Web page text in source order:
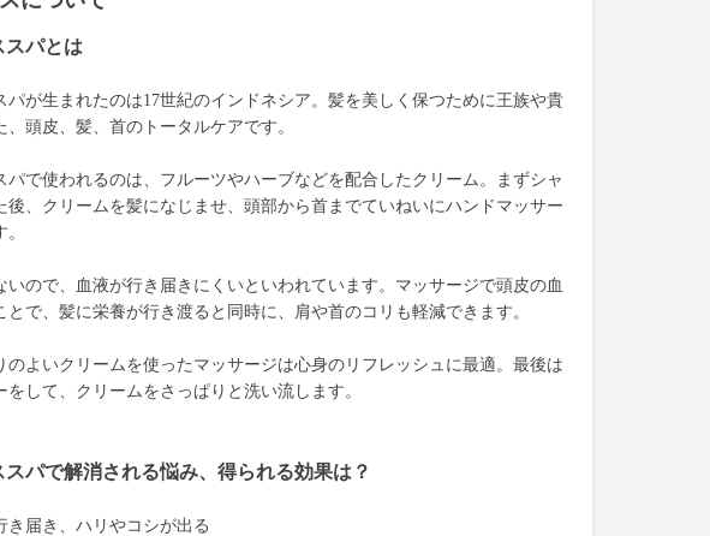
スパとは
パが生まれたのは17世紀のインドネシア。髪を美しく保つために王族や貴
、頭皮、髪、首のトータルケアです。
パで使われるのは、フルーツやハーブなどを配合したクリーム。まずシャ
後、クリームを髪になじませ、頭部から首までていねいにハンドマッサー
いので、血液が行き届きにくいといわれています。マッサージで頭皮の血
とで、髪に栄養が行き渡ると同時に、肩や首のコリも軽減できます。
のよいクリームを使ったマッサージは心身のリフレッシュに最適。最後は
をして、クリームをさっぱりと洗い流します。
スパで解消される悩み、得られる効果は？
き届き、ハリやコシが出る